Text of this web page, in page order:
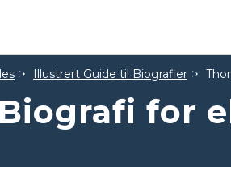
Illustrert Guide til Biografier
for